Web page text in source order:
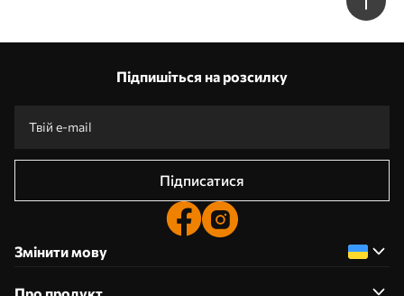
Підпишіться на розсилку
Підписатися
Змінити мову